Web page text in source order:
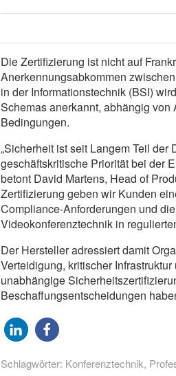
Die Zertifizierung ist nicht auf
Anerkennungsabkommen
in der Informationstechnik (BSI)
Schemas anerkannt, abhängig
Bedingungen.
„Sicherheit ist seit Langem Teil
geschäftskritische Priorität bei der
betont David Martens, Head of
Zertifizierung geben wir Kunden
Compliance-Anforderungen und
Videokonferenztechnik in
Der Hersteller adressiert damit
Verteidigung, kritischer
unabhängige
Beschaffungsentscheidungen
Schlagwörter: Konferenztechnik,